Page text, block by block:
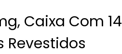
Caixa Com 14